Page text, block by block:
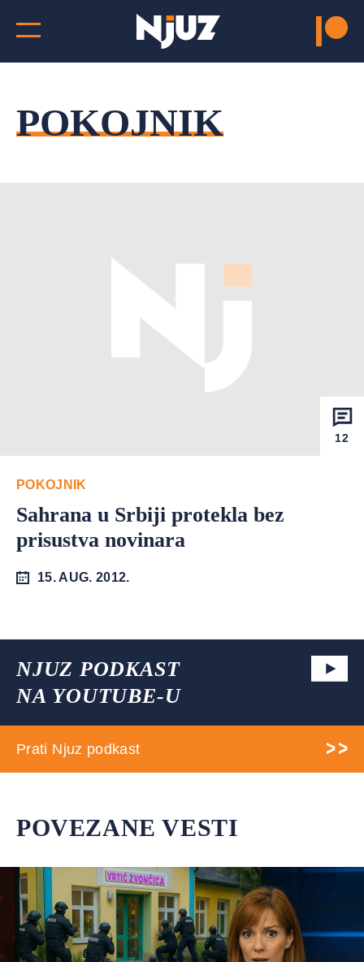
POKOJNIK
12
POKOJNIK
Sahrana u Srbiji protekla bez
prisustva novinara
15. AUG. 2012.
NJUZ PODKAST
NA YOUTUBE-U
Prati Njuz podkast
POVEZANE VESTI